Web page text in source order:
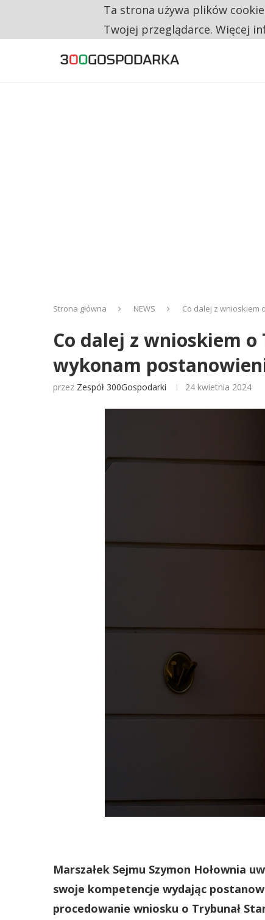
CO TRZECIĄ ZŁOTÓWKĘ Z EMERYTURY
Strona główna NEWS Co dalej z wnioskiem
Co dalej z wnioskiem o
wykonam
przez Zespół 300Gospodarki 24 kwietnia 2024
Marszałek Sejmu Szymon Hołownia
swoje kompetencje wydając
procedowanie wniosku o Trybunał
Ta strona używa plików
Twojej przeglądarce. Więcej